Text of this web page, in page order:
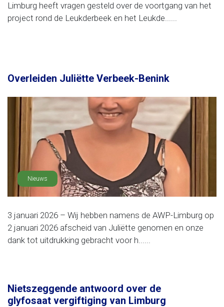
Limburg heeft vragen gesteld over de voortgang van het
project rond de Leukderbeek en het Leukde......
Overleiden Juliëtte Verbeek-Benink
Nieuws
3 januari 2026 – Wij hebben namens de AWP-Limburg op
2 januari 2026 afscheid van Juliëtte genomen en onze
dank tot uitdrukking gebracht voor h......
Nietszeggende antwoord over de
glyfosaat vergiftiging van Limburg